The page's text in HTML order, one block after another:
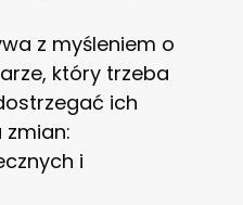
z myśleniem o
który trzeba
ich
i